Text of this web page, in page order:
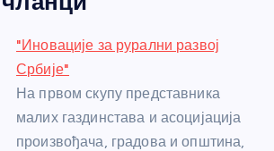
er at
s
A
p
p
a
e
e
e
"Иновације за рурални развој
Србије"
На првом скупу представника
малих газдинстава и асоцијација
произвођача, градова и општина,